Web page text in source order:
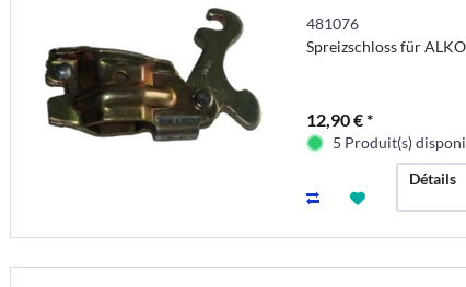
481076
Spreizschloss für
12,90 € *
5 Produit(s)
Détails